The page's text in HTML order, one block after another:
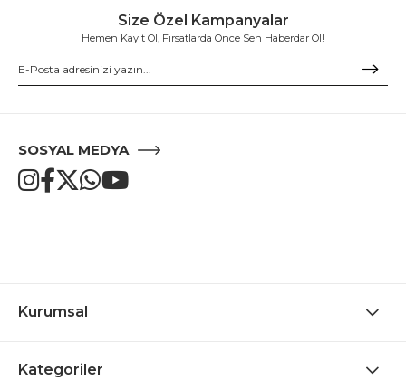
Size Özel Kampanyalar
Hemen Kayıt Ol, Fırsatlarda Önce Sen Haberdar Ol!
SOSYAL MEDYA
Kurumsal
Kategoriler